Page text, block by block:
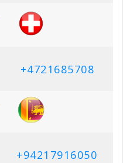
+4721685708
+94217916050